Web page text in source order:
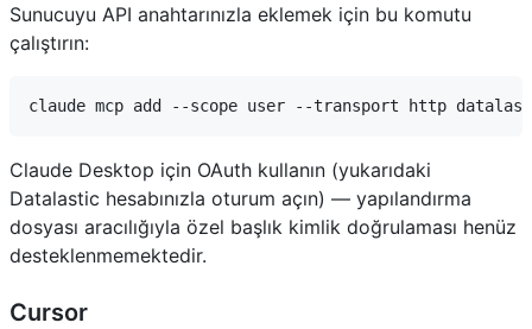
Sunucuyu API anahtarınızla eklemek için bu komutu
çalıştırın:
Claude Desktop için OAuth kullanın (yukarıdaki
Datalastic hesabınızla oturum açın) — yapılandırma
dosyası aracılığıyla özel başlık kimlik doğrulaması henüz
desteklenmemektedir.
Cursor